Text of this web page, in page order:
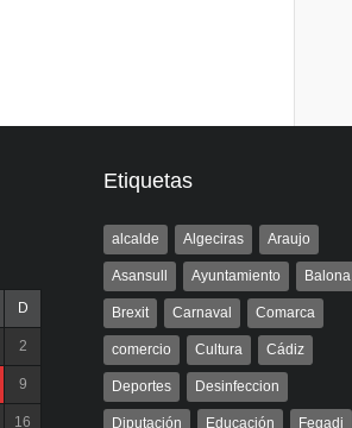
D
2
9
16
Etiquetas
alcalde Algeciras Araujo
Asansull Ayuntamiento Balona
Brexit Carnaval Comarca
comercio Cultura Cádiz
Deportes Desinfeccion
Diputación Educación Fegadi